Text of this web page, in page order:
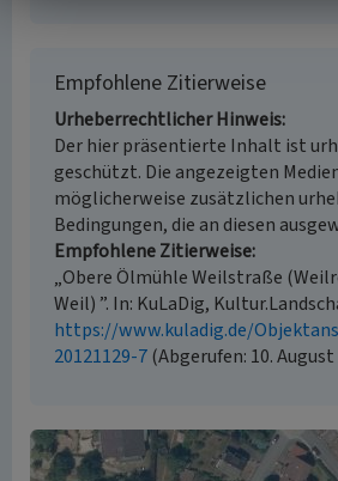
Empfohlene Zitierweise
Urheberrechtlicher Hinweis
Der hier präsentierte Inhalt ist
geschützt. Die angezeigten
möglicherweise zusätzlichen
Bedingungen, die an diesen
Empfohlene Zitierweise
„Obere Ölmühle Weilstraße
Weil) ”. In: KuLaDig,
https://www.kuladig.de/
20121129-7(Abgerufen: 10. August